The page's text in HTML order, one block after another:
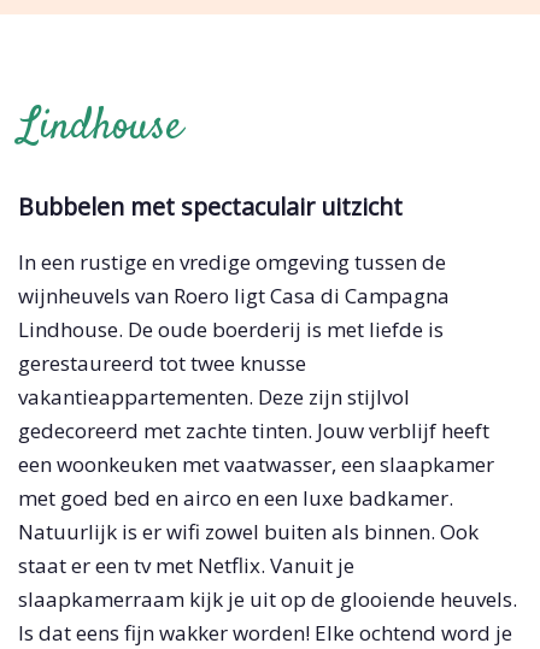
Lindhouse
Bubbelen met spectaculair uitzicht
In een rustige en vredige omgeving tussen de
wijnheuvels van Roero ligt Casa di Campagna
Lindhouse. De oude boerderij is met liefde is
gerestaureerd tot twee knusse
vakantieappartementen. Deze zijn stijlvol
gedecoreerd met zachte tinten. Jouw verblijf heeft
een woonkeuken met vaatwasser, een slaapkamer
met goed bed en airco en een luxe badkamer.
Natuurlijk is er wifi zowel buiten als binnen. Ook
staat er een tv met Netflix. Vanuit je
slaapkamerraam kijk je uit op de glooiende heuvels.
Is dat eens fijn wakker worden! Elke ochtend word je